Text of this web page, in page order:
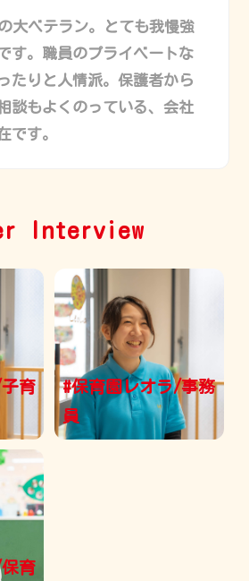
大ベテラン。とても我慢強
す。職員のプライベートな
たりと人情派。保護者から
談もよくのっている、会社
です。
Interview
育
#保育園レオラ/事務
員
育